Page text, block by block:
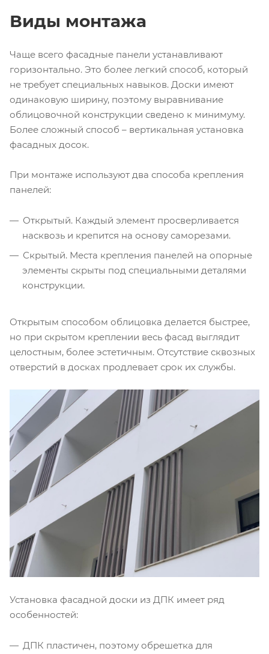
Виды монтажа
Чаще всего фасадные панели устанавливают
горизонтально. Это более легкий способ, который
не требует специальных навыков. Доски имеют
одинаковую ширину, поэтому выравнивание
облицовочной конструкции сведено к минимуму.
Более сложный способ – вертикальная установка
фасадных досок.
При монтаже используют два способа крепления
панелей:
Открытый. Каждый элемент просверливается
насквозь и крепится на основу саморезами.
Скрытый. Места крепления панелей на опорные
элементы скрыты под специальными деталями
конструкции.
Открытым способом облицовка делается быстрее,
но при скрытом креплении весь фасад выглядит
целостным, более эстетичным. Отсутствие сквозных
отверстий в досках продлевает срок их службы.
Установка фасадной доски из ДПК имеет ряд
особенностей:
ДПК пластичен, поэтому обрешетка для